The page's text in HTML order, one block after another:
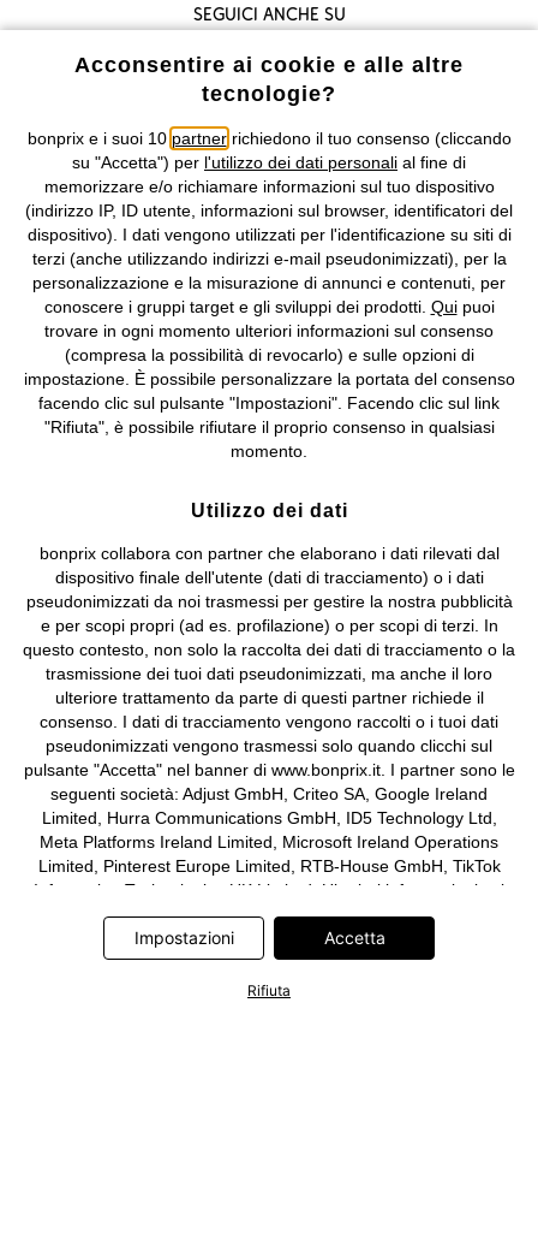
Seguici anche su
I prezzi sono IVA inclusa. Non includono
costi di servizio.
Condizioni di vendita Accessibilità
Informativa privacy e cookie Gestione dei cookie
Informazioni legali Diritto di recesso
©2026 bonprix. Tutti i diritti riservati.
bonprix S.r.l. con socio unico, sede legale: via Adua 33 - 13855
Valdengo (BI) C.F. 01510910027 - P.I. 01939830020, Reg. Imprese di
Biella n. 01510910027, R.E.A. BI - 171345, N. Reg. Pile:
IT09060P00000858, N. Reg. AEE: IT08020000002105 Capitale
mbH.
Acconsentire ai cookie e alle altre
tecnologie?
bonprix e i suoi 10 partnerrichiedono il tuo consenso (cliccando
su "Accetta") per l'utilizzo dei dati personali al fine di
memorizzare e/o richiamare informazioni sul tuo dispositivo
(indirizzo IP, ID utente, informazioni sul browser, identificatori del
dispositivo). I dati vengono utilizzati per l'identificazione su siti di
terzi (anche utilizzando indirizzi e-mail pseudonimizzati), per la
personalizzazione e la misurazione di annunci e contenuti, per
conoscere i gruppi target e gli sviluppi dei prodotti. Quipuoi
trovare in ogni momento ulteriori informazioni sul consenso
(compresa la possibilità di revocarlo) e sulle opzioni di
impostazione. È possibile personalizzare la portata del consenso
facendo clic sul pulsante "Impostazioni". Facendo clic sul link
"Rifiuta", è possibile rifiutare il proprio consenso in qualsiasi
momento.
Utilizzo dei dati
bonprix collabora con partner che elaborano i dati rilevati dal
dispositivo finale dell'utente (dati di tracciamento) o i dati
pseudonimizzati da noi trasmessi per gestire la nostra pubblicità
e per scopi propri (ad es. profilazione) o per scopi di terzi. In
questo contesto, non solo la raccolta dei dati di tracciamento o la
trasmissione dei tuoi dati pseudonimizzati, ma anche il loro
ulteriore trattamento da parte di questi partner richiede il
consenso. I dati di tracciamento vengono raccolti o i tuoi dati
pseudonimizzati vengono trasmessi solo quando clicchi sul
pulsante "Accetta" nel banner di www.bonprix.it. I partner sono le
seguenti società: Adjust GmbH, Criteo SA, Google Ireland
Limited, Hurra Communications GmbH, ID5 Technology Ltd,
Meta Platforms Ireland Limited, Microsoft Ireland Operations
Limited, Pinterest Europe Limited, RTB-House GmbH, TikTok
Information Technologies UK Limited. Ulteriori informazioni sul
trattamento dei dati da parte di questi partner sono disponibili
nella nostrainformativa privacy e cookie. L'informativa è
accessibile anche tramite un link nel banner.
Impostazioni Accetta
Rifiuta